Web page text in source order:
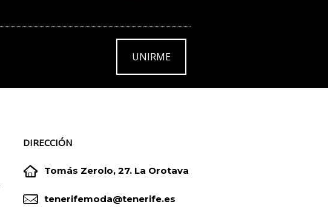
UNIRME
DIRECCIÓN

 Tomás Zerolo, 27. La Orotava

 tenerifemoda@tenerife.es